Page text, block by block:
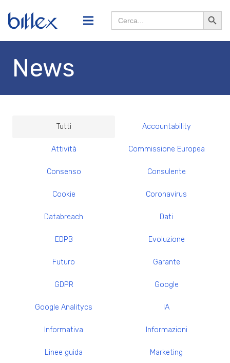
Search
for:
News
Tutti Accountability
Attività Commissione Europea
Consenso Consulente
Cookie Coronavirus
Databreach Dati
EDPB Evoluzione
Futuro Garante
GDPR Google
Google Analitycs IA
Informativa Informazioni
Linee guida Marketing